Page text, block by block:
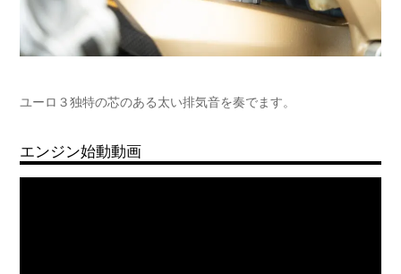
ユーロ３独特の芯のある太い排気音を奏でます。
エンジン始動動画